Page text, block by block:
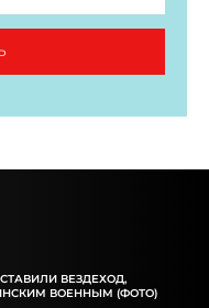
ВЕЗДЕХОД,
ВОЕННЫМ (ФОТО)